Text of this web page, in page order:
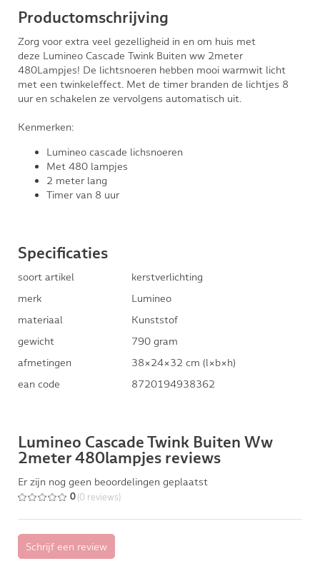
Productomschrijving
Zorg voor extra veel gezelligheid in en om huis met
deze Lumineo Cascade Twink Buiten ww 2meter
480Lampjes! De lichtsnoeren hebben mooi warmwit licht
met een twinkeleffect. Met de timer branden de lichtjes 8
uur en schakelen ze vervolgens automatisch uit.
Kenmerken:
Lumineo cascade lichsnoeren
Met 480 lampjes
2 meter lang
Timer van 8 uur
Specificaties
soort artikel
kerstverlichting
merk
Lumineo
materiaal
Kunststof
gewicht
790 gram
afmetingen
38×24×32 cm (l×b×h)
ean code
8720194938362
Lumineo Cascade Twink Buiten Ww
2meter 480lampjes reviews
Er zijn nog geen beoordelingen geplaatst
0 (0 reviews)